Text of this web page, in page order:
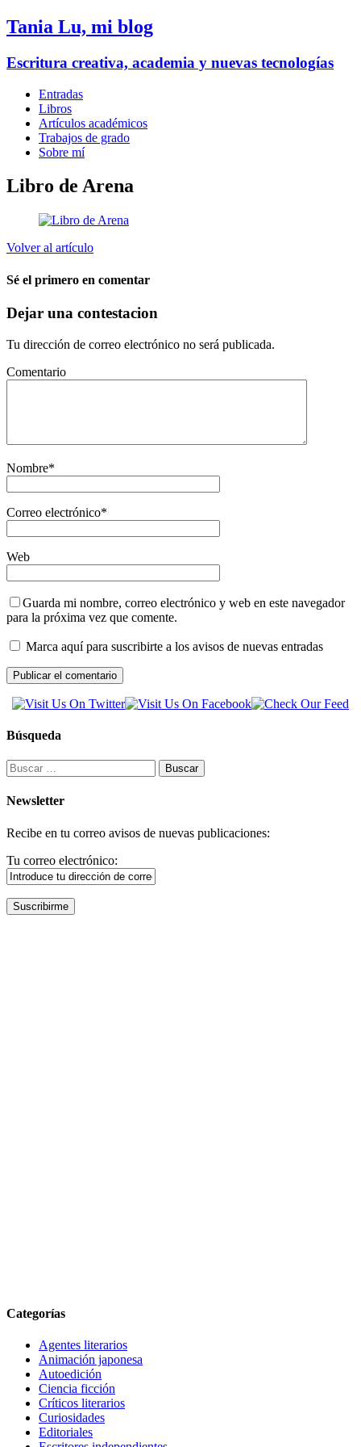
Tania Lu, mi blog
Escritura creativa, academia y nuevas tecnologías
Entradas
Libros
Artículos académicos
Trabajos de grado
Sobre mí
Libro de Arena
Volver al artículo
Sé el primero en comentar
Dejar una contestacion
Tu dirección de correo electrónico no será publicada.
Comentario
Nombre*
Correo electrónico*
Web
Guarda mi nombre, correo electrónico y web en este navegador
para la próxima vez que comente.
Marca aquí para suscribirte a los avisos de nuevas entradas
Búsqueda
Buscar:
Newsletter
Recibe en tu correo avisos de nuevas publicaciones:
Tu correo electrónico:
Categorías
Agentes literarios
Animación japonesa
Autoedición
Ciencia ficción
Críticos literarios
Curiosidades
Editoriales